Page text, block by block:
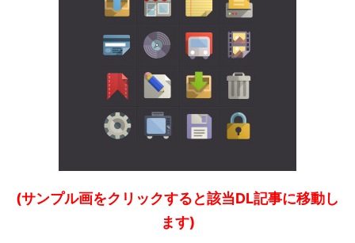
(サンプル画をクリックすると該当DL記事に移動し
ます)